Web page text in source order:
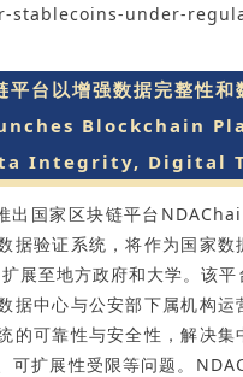
stablecoins-under-
平台以增强数据完整性和
Blockchain
Integrity, Digital
出国家区块链平台
据验证系统，将作为国家数
展至地方政府和大学。该平
据中心与公安部下属机构运
的可靠性与安全性，解决集
可扩展性受限等问题。